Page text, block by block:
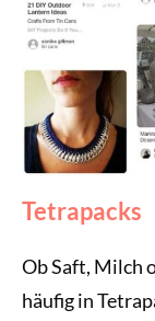
Tetrapacks
Ob Saft, Milch
häufig in